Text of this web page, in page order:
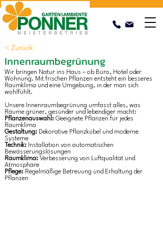
< Zurück
Innenraumbegrünung
Wir bringen Natur ins Haus – ob Büro, Hotel oder
Wohnung. Mit frischen Pflanzen entsteht ein besseres
Raumklima und eine Umgebung, in der man sich
wohlfühlt.
Unsere Innenraumbegrünung umfasst alles, was
Räume grüner, gesünder und lebendiger macht:
Pflanzenauswahl: Geeignete Pflanzen für jedes
Raumklima
Gestaltung: Dekorative Pflanzkübel und moderne
Systeme
Technik: Installation von automatischen
Bewässerungslösungen
Raumklima: Verbesserung von Luftqualität und
Atmosphäre
Pflege: Regelmäßige Betreuung und Erhaltung der
Pflanzen